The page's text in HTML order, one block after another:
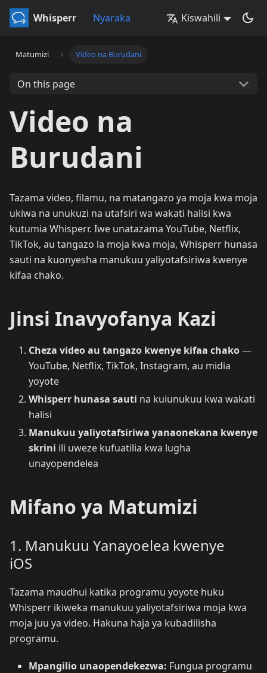
Whisperr Nyaraka Kiswahili
Matumizi Video na Burudani
On this page
Video na
Burudani
Tazama video, filamu, na matangazo ya moja kwa moja
ukiwa na unukuzi na utafsiri wa wakati halisi kwa
kutumia Whisperr. Iwe unatazama YouTube, Netflix,
TikTok, au tangazo la moja kwa moja, Whisperr hunasa
sauti na kuonyesha manukuu yaliyotafsiriwa kwenye
kifaa chako.
Jinsi Inavyofanya Kazi
Cheza video au tangazo kwenye kifaa chako—
YouTube, Netflix, TikTok, Instagram, au midia
yoyote
Whisperr hunasa sauti na kuiunukuu kwa wakati
halisi
Manukuu yaliyotafsiriwa yanaonekana kwenye
skrini ili uweze kufuatilia kwa lugha
unayopendelea
Mifano ya Matumizi
1. Manukuu Yanayoelea kwenye
iOS
Tazama maudhui katika programu yoyote huku
Whisperr ikiweka manukuu yaliyotafsiriwa moja kwa
moja juu ya video. Hakuna haja ya kubadilisha
programu.
Mpangilio unaopendekezwa: Fungua programu